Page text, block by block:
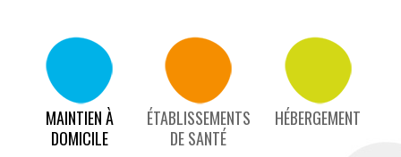
MAINTIEN À
DOMICILE
ÉTABLISSEMENTS
DE SANTÉ
HÉBERGEMENT